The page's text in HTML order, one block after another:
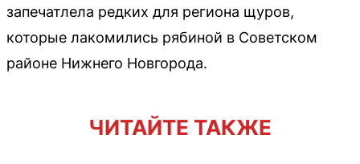
запечатлела редких для региона щуров,
которые лакомились рябиной в Советском
районе Нижнего Новгорода.
ЧИТАЙТЕ ТАКЖЕ